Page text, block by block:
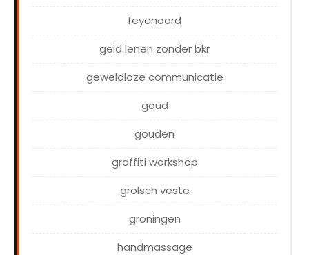
feyenoord
geld lenen zonder bkr
geweldloze communicatie
goud
gouden
graffiti workshop
grolsch veste
groningen
handmassage